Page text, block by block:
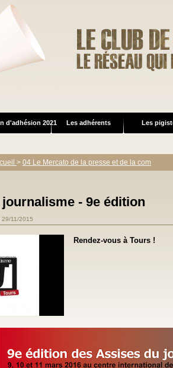
d'adhésion 2021 Les adhérents Les
> 04 Le Mercato de la presse et de la com
- 9e édition
29/11/2015
Rendez-vous à Tours !